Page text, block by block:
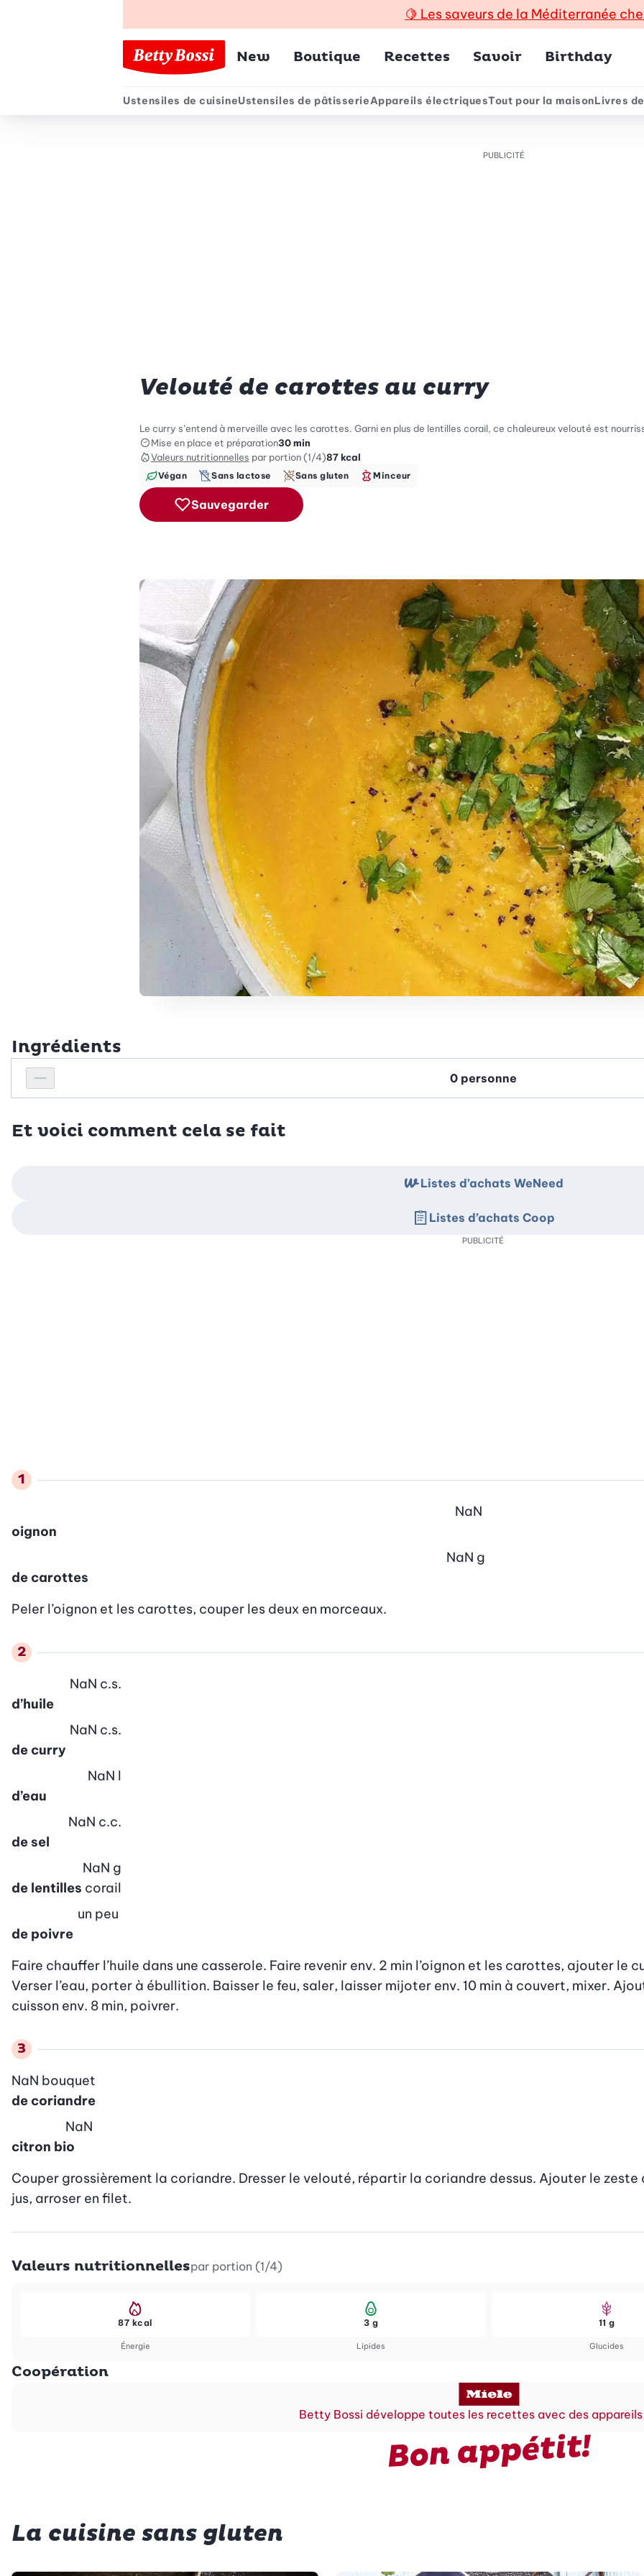
🍋 Les saveurs de la Méditerranée
Menu principal
New Boutique Recettes Savoir Birthday
Menu secondaire
Ustensiles de cuisineUstensiles de pâtisserieAppareils électriquesTout pour la maisonLivres
PUBLICITÉ
Velouté de carottes au curry
Le curry s’entend à merveille avec les carottes. Garni en plus de lentilles corail, ce chaleureux velouté est
Mise en place et préparation30 min
Valeurs nutritionnelles par portion (1/4)87 kcal
Végan Sans lactose Sans gluten Minceur
Sauvegarder
Ingrédients
Réduire le nombre de personnes
Personnes
Et voici comment cela se fait
oignon
NaN
de carottes
NaN g
Peler l’oignon et les carottes, couper les deux en morceaux.
d’huile
NaN c.s.
de curry
NaN c.s.
d’eau
NaN l
de sel
NaN c.c.
de lentilles corail
NaN g
de poivre
un peu
Faire chauffer l’huile dans une casserole. Faire revenir env. 2 min l’oignon et les carottes, ajouter le
Verser l’eau, porter à ébullition. Baisser le feu, saler, laisser mijoter env. 10 min à couvert, mixer.
cuisson env. 8 min, poivrer.
de coriandre
NaN bouquet
citron bio
NaN
Couper grossièrement la coriandre. Dresser le velouté, répartir la coriandre dessus. Ajouter le zeste
jus, arroser en filet.
Listes d’achats WeNeed
Listes d’achats Coop
PUBLICITÉ
Valeurs nutritionnellespar portion (1/4)
Énergie
87 kcal
Lipides
3 g
Glucides
11 g
Coopération
Betty Bossi développe toutes les recettes avec des
Bon appétit!
La cuisine sans gluten